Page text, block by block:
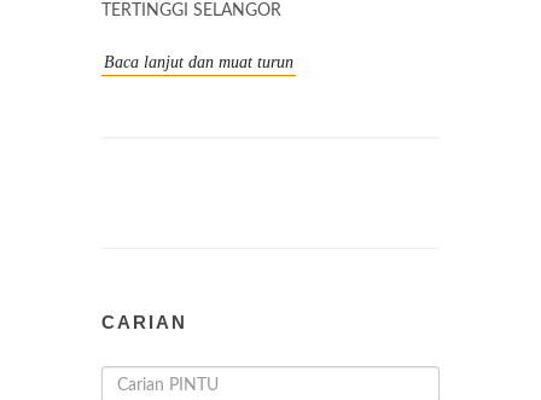
TERTINGGI SELANGOR
Baca lanjut dan muat turun
CARIAN